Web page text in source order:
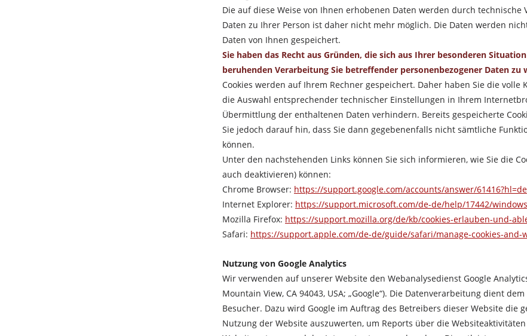
Die auf diese Weise von Ihnen erhobenen Daten werden durch
Daten zu Ihrer Person ist daher nicht mehr möglich. Die Daten werden
Daten von Ihnen gespeichert.
Sie haben das Recht aus Gründen, die sich aus Ihrer besonderen
beruhenden Verarbeitung Sie betreffender personenbezogener Daten zu
Cookies werden auf Ihrem Rechner gespeichert. Daher haben Sie die
die Auswahl entsprechender technischer Einstellungen in Ihrem
Übermittlung der enthaltenen Daten verhindern. Bereits gespeicherte
Sie jedoch darauf hin, dass Sie dann gegebenenfalls nicht sämtliche
können.
Unter den nachstehenden Links können Sie sich informieren, wie Sie die
auch deaktivieren) können:
Chrome Browser: https://support.google.com/accounts/answer/61416?hl=de
Internet Explorer: https://support.microsoft.com/de-de/help/17442/
Mozilla Firefox: https://support.mozilla.org/de/kb/cookies-erlauben-und-
Safari: https://support.apple.com/de-de/guide/safari/manage-cookies-and-
Nutzung von Google Analytics
Wir verwenden auf unserer Website den Webanalysedienst Google
Mountain View, CA 94043, USA; „Google“). Die Datenverarbeitung dient
Besucher. Dazu wird Google im Auftrag des Betreibers dieser Website die
Nutzung der Website auszuwerten, um Reports über die